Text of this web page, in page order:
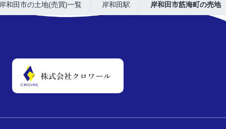
和田市の土地(売買)一覧 岸和田駅 岸和田市筋海町の売地